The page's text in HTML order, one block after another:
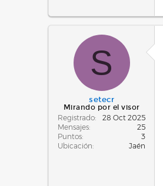
S
setecr
Mirando por el visor
Registrado
28 Oct 2025
Mensajes
25
Puntos
3
Ubicación
Jaén